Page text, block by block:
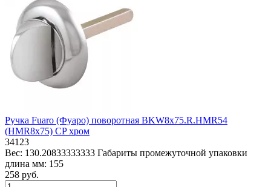
Ручка Fuaro (Фуаро) поворотная BKW8x75.R.HMR54
(HMR8x75) CP хром
34123
Вес: 130.20833333333 Габариты промежуточной упаковки
длина мм: 155
258 руб.